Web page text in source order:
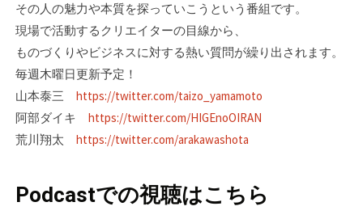
その人の魅力や本質を探っていこうという番組です。
現場で活動するクリエイターの目線­から、
ものづくりやビジネスに対する熱い質問が繰り出されます。
毎週木曜日更新予定！
山本泰三 https://twitter.com/taizo_yamamoto
阿部ダイキ https://twitter.com/HIGEnoOIRAN
荒川翔太 https://twitter.com/arakawashota
Podcastでの視聴はこちら